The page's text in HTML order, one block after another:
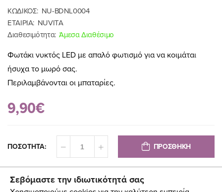
ΚΩΔΙΚΟΣ: NU-BDNL0004
ΕΤΑΙΡΙΑ: NUVITA
Διαθεσιμότητα: Άμεσα Διαθέσιμο
Φωτάκι νυκτός LED με απαλό φωτισμό για να κοιμάται
ήσυχα το μωρό σας.
Περιλαμβάνονται οι μπαταρίες.
9,90€
ΠΟΣΟΤΗΤΑ: ΠΡΟΣΘΗΚΗ
Σεβόμαστε την ιδιωτικότητά σας